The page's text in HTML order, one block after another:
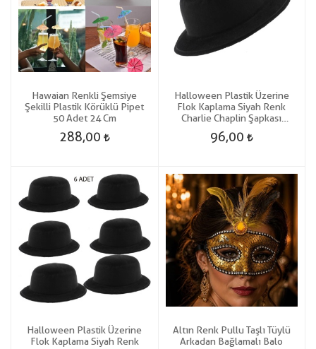
Hawaian Renkli Şemsiye
Şekilli Plastik Körüklü Pipet
50 Adet 24 Cm
288,00
Halloween Plastik Üzerine
Flok Kaplama Siyah Renk
Charlie Chaplin Şapkası
Yetişkin-Çocuk Uyumlu 1 Adet
Gösteri
96,00
Halloween Plastik Üzerine
Flok Kaplama Siyah Renk
Altın Renk Pullu Taşlı Tüylü
Arkadan Bağlamalı Balo